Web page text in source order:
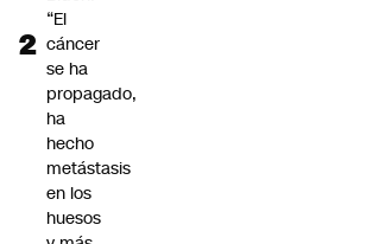
“El
cáncer
se ha
propagado,
ha
hecho
metástasis
en los
huesos